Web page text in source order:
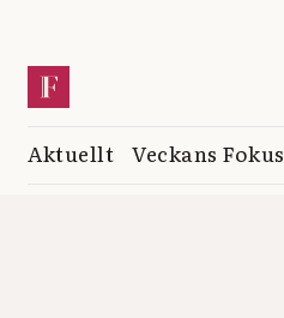
Aktuellt Veckans Fokus